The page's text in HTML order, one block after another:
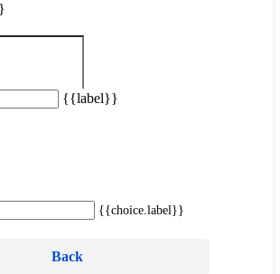
{{label}}
{{choice.label}}
Back